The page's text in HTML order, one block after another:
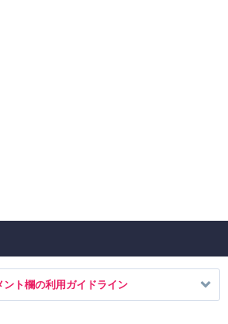
ント欄の利用ガイドライン